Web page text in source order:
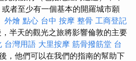
者至少有一個基本的開羅城市願
外燴 點心 台中 按摩 整骨 工商登記
半天的觀光之旅將影響倫敦的主要
台灣用語 大里按摩 筋骨撥筋堂 台
，他們可以在我們的指南的幫助下